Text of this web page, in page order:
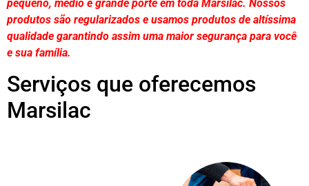
pequeno, médio e grande porte em toda Marsilac. Nossos
produtos são regularizados e usamos produtos de altíssima
qualidade garantindo assim uma maior segurança para você
e sua família.
Serviços que oferecemos
Marsilac